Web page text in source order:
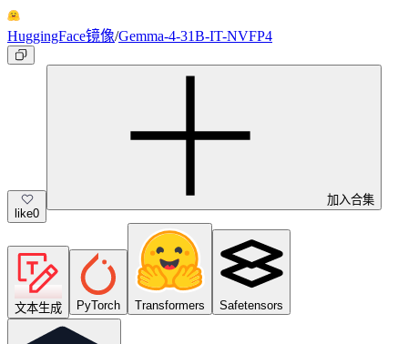
HuggingFace镜像/Gemma-4-31B-IT-NVFP4
like0
加入合集
文本生成 PyTorch Transformers Safetensors